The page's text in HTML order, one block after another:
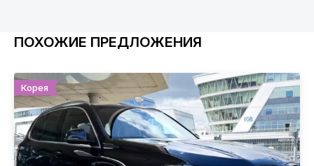
ПОХОЖИЕ ПРЕДЛОЖЕНИЯ
Корея